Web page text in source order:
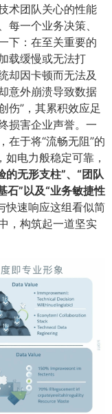
术团队关心的性能
一个业务决策、
下：在至关重要的
载缓慢或无法打
却因卡顿而无法及
意外崩溃导致数据
伤”，其累积效应足
损害企业声誉。一
在于将“流畅无阻”的
电力般稳定可靠，
的无形支柱”、“团队
石”以及“业务敏捷性
快速响应这组看似简
，构筑起一道坚实